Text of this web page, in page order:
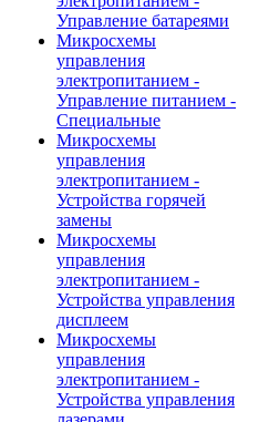
Управление батареями
Микросхемы
управления
электропитанием -
Управление питанием -
Специальные
Микросхемы
управления
электропитанием -
Устройства горячей
замены
Микросхемы
управления
электропитанием -
Устройства управления
дисплеем
Микросхемы
управления
электропитанием -
Устройства управления